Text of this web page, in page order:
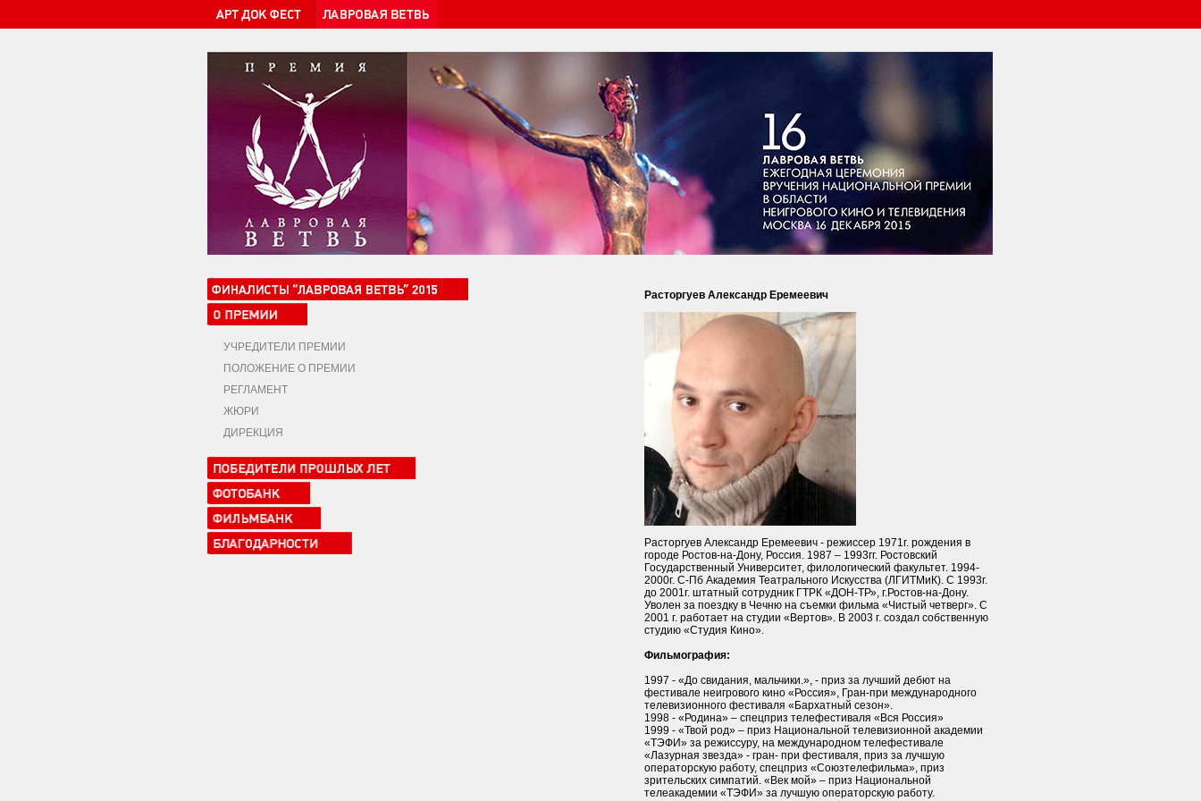
УЧРЕДИТЕЛИ ПРЕМИИ
ПОЛОЖЕНИЕ О ПРЕМИИ
РЕГЛАМЕНТ
ЖЮРИ
ДИРЕКЦИЯ
Расторгуев Александр Еремеевич
Расторгуев Александр Еремеевич - режиссер 1971г. рождения в
городе Ростов-на-Дону, Россия. 1987 – 1993гг. Ростовский
Государственный Университет, филологический факультет. 1994-
2000г. С-Пб Академия Театрального Искусства (ЛГИТМиК). С 1993г.
до 2001г. штатный сотрудник ГТРК «ДОН-ТР», г.Ростов-на-Дону.
Уволен за поездку в Чечню на съемки фильма «Чистый четверг». С
2001 г. работает на студии «Вертов». В 2003 г. создал собственную
студию «Студия Кино».
Фильмография:
1997 - «До свидания, мальчики.», - приз за лучший дебют на
фестивале неигрового кино «Россия», Гран-при международного
телевизионного фестиваля «Бархатный сезон».
1998 - «Родина» – спецприз телефестиваля «Вся Россия»
1999 - «Твой род» – приз Национальной телевизионной академии
«ТЭФИ» за режиссуру, на международном телефестивале
«Лазурная звезда» - гран- при фестиваля, приз за лучшую
операторскую работу, спецприз «Союзтелефильма», приз
зрительских симпатий. «Век мой» – приз Национальной
телеакадемии «ТЭФИ» за лучшую операторскую работу.